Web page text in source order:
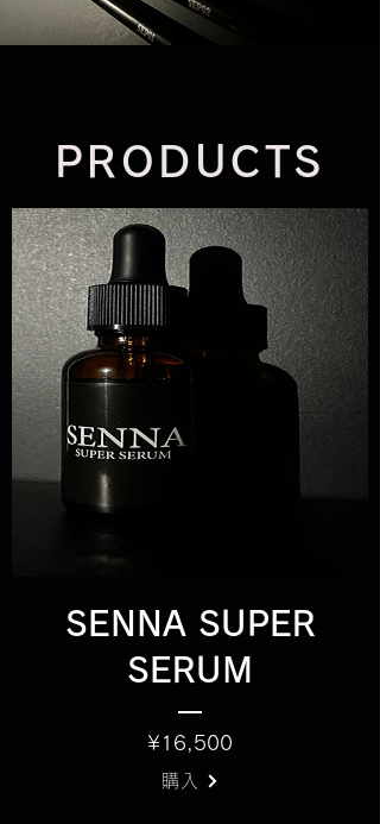
PRODUCTS​
SENNA SUPER
SERUM
¥16,500
購入